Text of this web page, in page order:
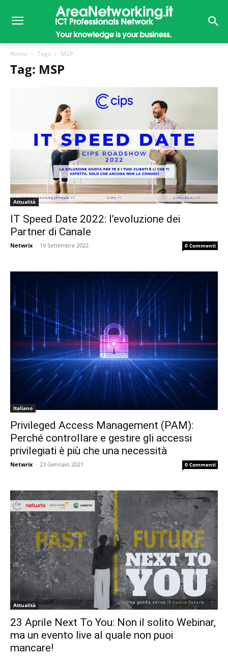
Home Tags MSP
Tag: MSP
Attualità
IT Speed Date 2022: l’evoluzione dei
Partner di Canale
Netwrix - 19 Settembre 2022 0 Commenti
Italiano
Privileged Access Management (PAM):
Perché controllare e gestire gli accessi
privilegiati è più che una necessità
Netwrix - 23 Gennaio 2021 0 Commenti
Attualità
23 Aprile Next To You: Non il solito Webinar,
ma un evento live al quale non puoi
mancare!